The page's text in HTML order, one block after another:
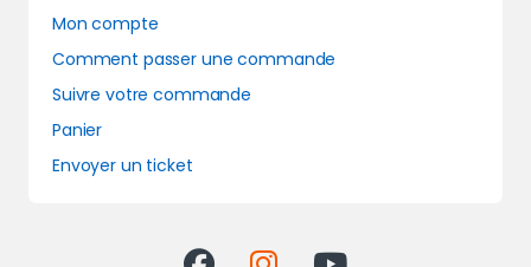
Mon compte
Comment passer une commande
Suivre votre commande
Panier
Envoyer un ticket